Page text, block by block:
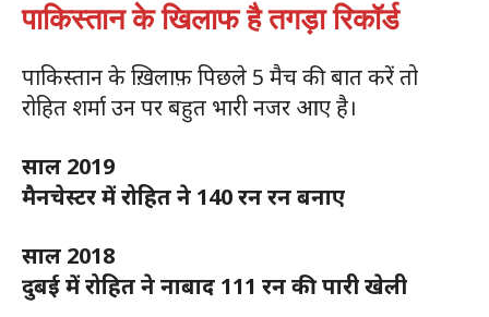
पाकिस्तान के खिलाफ है तगड़ा रिकॉर्ड
पाकिस्तान के ख़िलाफ़ पिछले 5 मैच की बात करें तो
रोहित शर्मा उन पर बहुत भारी नजर आए है।
साल 2019
मैनचेस्टर में रोहित ने 140 रन रन बनाए
साल 2018
दुबई में रोहित ने नाबाद 111 रन की पारी खेली